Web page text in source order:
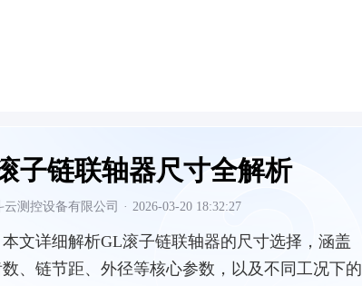
子链联轴器尺寸全解析
云测控设备有限公司 · 2026-03-20 18:32:27
本文详细解析GL滚子链联轴器的尺寸选择，涵盖
、链节距、外径等核心参数，以及不同工况下的